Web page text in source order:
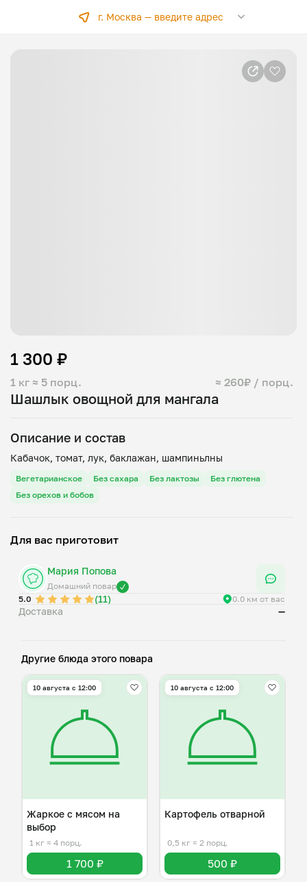
г. Москва —введите адрес
Шашлык овощной для мангала
1 кг ≈ 5 порц. ≈ 260₽ / порц.
1 300 ₽
Описание и состав
Вегетарианское Без сахара Без лактозы
Без глютена
Без орехов и бобов
Для вас приготовит
Мария Попова
Домашний повар
5.0
(11) 0.0 км от вас
Доставка —
Другие блюда этого повара
10 августа с 12:00
Жаркое с мясом на
выбор
1 кг ≈ 4 порц.
1 700 ₽
10 августа с 12:00
Картофель отварной
0,5 кг ≈ 2 порц.
500 ₽